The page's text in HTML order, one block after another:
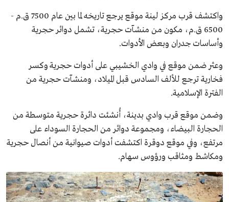
واكتشف قرب مركز لينة موقع يرجع تاريخه لما بين عام 7500 ق.م -
6500 ق.م، مكون من منشآت حجرية، تشمل دوائر حجرية
وأساسات جدران وبعض الأدوات.
وعثر ضمن موقع في وادي الخشيبي على أدوات حجرية وكسر
فخارية ترجع للألف السادس قبل الميلاد، ومنشآت حجرية من
الفترة الإسلامية.
وضمن موقع قرب وادي بدينة، أُنشئت دائرة حجرية متوسطة من
الحجارة البيضاء، ومجموعة دوائر من الحجارة السوداء على
مرتفع، وفي موقع دوقرة اكتشفت أدوات صيوانية من أنصال حجرية
ومكاشط ومثاقب ورؤوس سهام.